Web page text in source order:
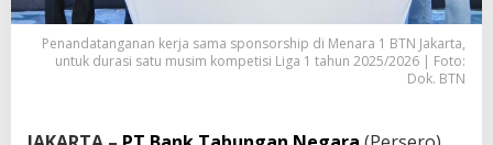
Penandatanganan kerja sama sponsorship di Menara 1 BTN Jakarta,
untuk durasi satu musim kompetisi Liga 1 tahun 2025/2026 | Foto:
Dok. BTN